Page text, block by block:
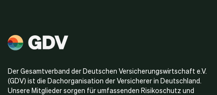
Der Gesamtverband der Deutschen Versicherungswirtschaft e.V.
(GDV) ist die Dachorganisation der Versicherer in Deutschland.
Unsere Mitglieder sorgen für umfassenden Risikoschutz und